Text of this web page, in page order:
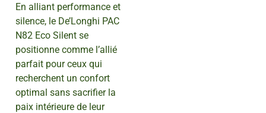
En alliant performance et
silence, le De’Longhi PAC
N82 Eco Silent se
positionne comme l’allié
parfait pour ceux qui
recherchent un confort
optimal sans sacrifier la
paix intérieure de leur